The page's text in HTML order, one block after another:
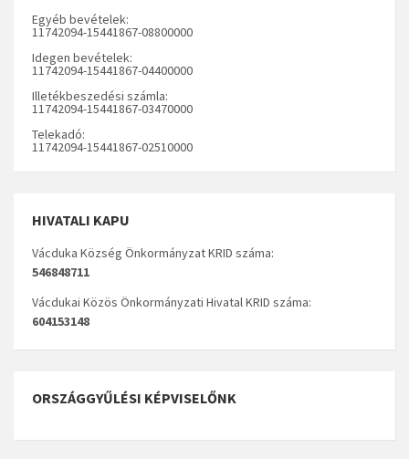
Egyéb bevételek:
11742094-15441867-08800000
Idegen bevételek:
11742094-15441867-04400000
Illetékbeszedési számla:
11742094-15441867-03470000
Telekadó:
11742094-15441867-02510000
HIVATALI KAPU
Vácduka Község Önkormányzat KRID száma:
546848711
Vácdukai Közös Önkormányzati Hivatal KRID száma:
604153148
ORSZÁGGYŰLÉSI KÉPVISELŐNK